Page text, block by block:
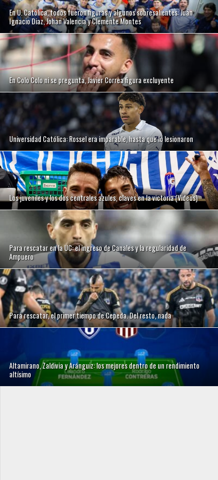
En U. Católica, todos fueron figuras y algunos sobresalientes: Juan
Ignacio Diaz, Johan Valencia y Clemente Montes
En Colo Colo ni se pregunta, Javier Correa figura excluyente
Universidad Católica: Rossel era imparable, hasta que lo lesionaron
Los juveniles y los dos centrales azules, claves en la victoria (Videos)
Para rescatar en la UC: el ingreso de Canales y la regularidad de
Ampuero
Para rescatar, el primer tiempo de Cepeda. Del resto, nada
Altamirano, Zaldivia y Aránguiz: los mejores dentro de un rendimiento
altísimo